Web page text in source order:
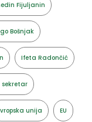
Fijuljanin
Bošnjak
Ifeta Radončić
sekretar
unija EU